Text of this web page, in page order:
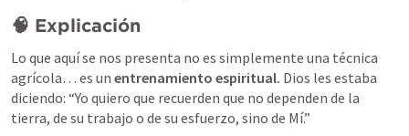
🧠 Explicación
Lo que aquí se nos presenta no es simplemente una técnica
agrícola… es un entrenamiento espiritual. Dios les estaba
diciendo: “Yo quiero que recuerden que no dependen de la
tierra, de su trabajo o de su esfuerzo, sino de Mí.”